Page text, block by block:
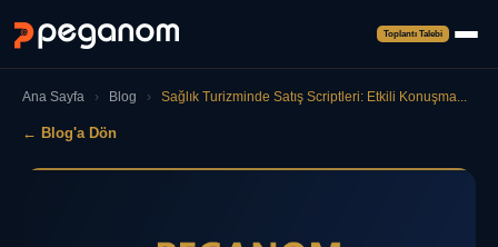
Toplantı Talebi
Ana Sayfa › Blog › Sağlık Turizminde Satış Scriptleri: Etkili Konuşma...
← Blog'a Dön